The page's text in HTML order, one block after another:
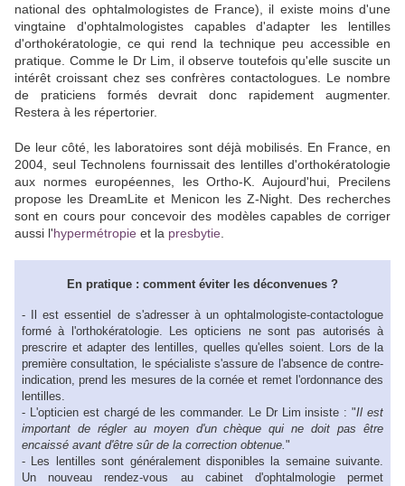
national des ophtalmologistes de France), il existe moins d'une
vingtaine d'ophtalmologistes capables d'adapter les lentilles
d'orthokératologie, ce qui rend la technique peu accessible en
pratique. Comme le Dr Lim, il observe toutefois qu'elle suscite un
intérêt croissant chez ses confrères contactologues. Le nombre
de praticiens formés devrait donc rapidement augmenter.
Restera à les répertorier.
De leur côté, les laboratoires sont déjà mobilisés. En France, en
2004, seul Technolens fournissait des lentilles d'orthokératologie
aux normes européennes, les Ortho-K. Aujourd'hui, Precilens
propose les DreamLite et Menicon les Z-Night. Des recherches
sont en cours pour concevoir des modèles capables de corriger
aussi l'hypermétropie et la presbytie
En pratique : comment éviter les déconvenues ?
- Il est essentiel de s'adresser à un ophtalmologiste-contactologue
formé à l'orthokératologie. Les opticiens ne sont pas autorisés à
prescrire et adapter des lentilles, quelles qu'elles soient. Lors de la
première consultation, le spécialiste s'assure de l'absence de contre-
indication, prend les mesures de la cornée et remet l'ordonnance des
lentilles.
- L'opticien est chargé de les commander. Le Dr Lim insiste : "Il est
important de régler au moyen d'un chèque qui ne doit pas être
encaissé avant d'être sûr de la correction obtenue."
- Les lentilles sont généralement disponibles la semaine suivante.
Un nouveau rendez-vous au cabinet d'ophtalmologie permet